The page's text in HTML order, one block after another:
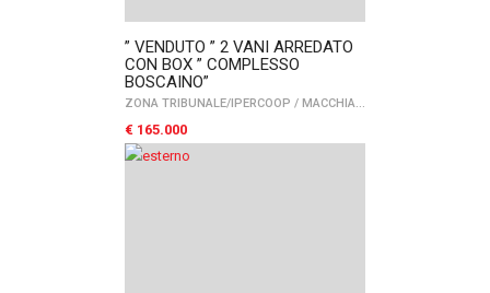
” VENDUTO ” 2 VANI ARREDATO
CON BOX ” COMPLESSO
BOSCAINO”
ZONA TRIBUNALE/IPERCOOP / MACCHIA GIALLA
€ 165.000